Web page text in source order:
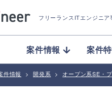
フリーランスITエンジニア
案件情報 案件
件情報 > 開発系 > オープン系SE・